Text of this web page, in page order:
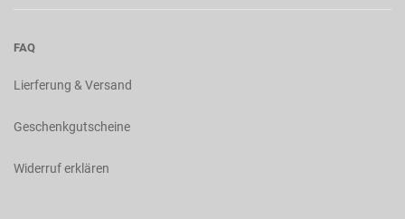
FAQ
Lierferung & Versand
Geschenkgutscheine
Widerruf erklären